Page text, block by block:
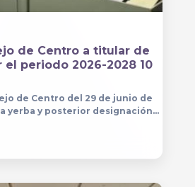
de Centro a titular de
el periodo 2026-2028 10
de Centro del 29 de junio de
yerba y posterior designación
de Arte, Arquitectura